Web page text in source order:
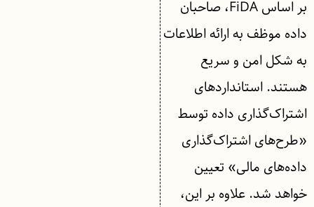
بر اساس FiDA، صاحبان
داده موظف به ارائه اطلاعات
به شکل امن و سریع
هستند. استانداردهای
اشتراک‌گذاری داده توسط
«طرح‌های اشتراک‌گذاری
داده‌های مالی» تعیین
خواهد شد. علاوه بر این،